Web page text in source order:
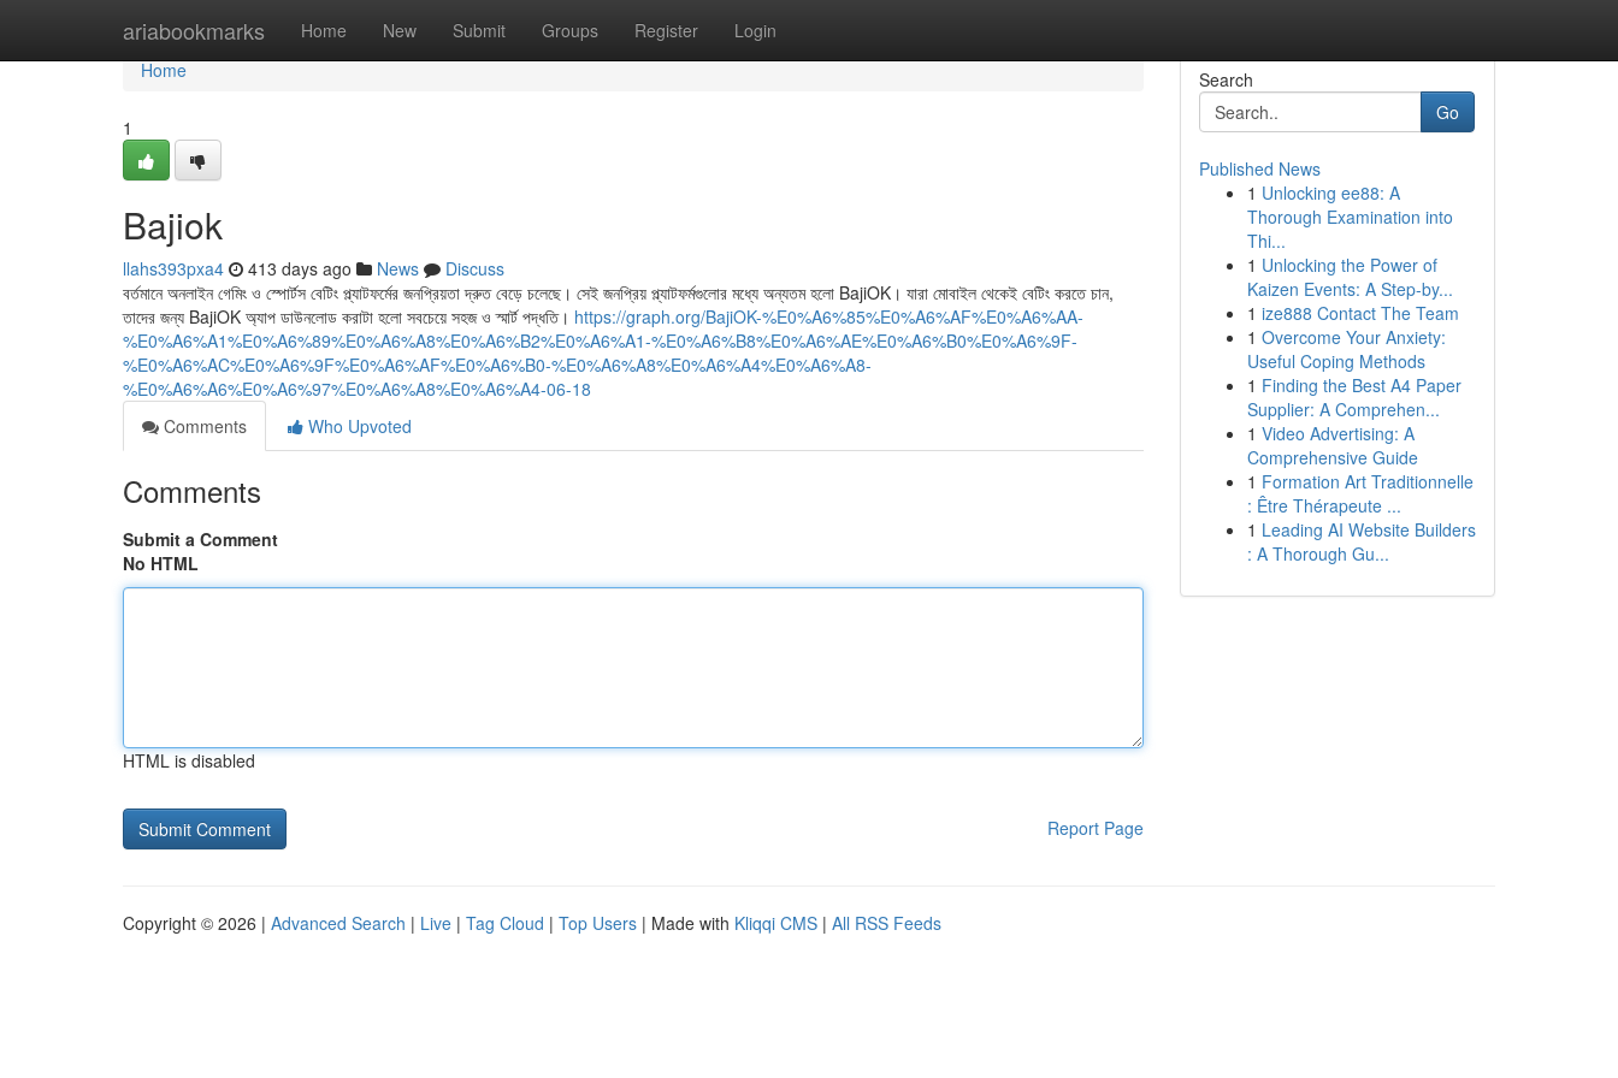
ariabookmarks Home New Submit Groups Register Login
Home
Home
1
Bajiok
llahs393pxa4 413 days ago News
Discuss
বর্তমানে অনলাইন গেমিং ও স্পোর্টস বেটিং প্ল্যাটফর্মের জনপ্রিয়তা দ্রুত বেড়ে চলেছে। সেই জনপ্রিয় প্ল্যাটফর্মগুলোর মধ্যে অন্যতম হলো BajiOK। যারা মোবাইল থেকেই বেটিং করতে চান,
তাদের জন্য BajiOK অ্যাপ ডাউনলোড করাটা হলো সবচেয়ে সহজ ও স্মার্ট পদ্ধতি। https://graph.org/BajiOK-%E0%A6%85%E0%A6%AF%E0%A6%AA-
%E0%A6%A1%E0%A6%89%E0%A6%A8%E0%A6%B2%E0%A6%A1-%E0%A6%B8%E0%A6%AE%E0%A6%B0%E0%A6%9F-
%E0%A6%AC%E0%A6%9F%E0%A6%AF%E0%A6%B0-%E0%A6%A8%E0%A6%A4%E0%A6%A8-
%E0%A6%A6%E0%A6%97%E0%A6%A8%E0%A6%A4-06-18
Comments
Who Upvoted
Comments
Submit a Comment
No HTML
HTML is disabled
Report Page
Search
Go
Published News
1 Unlocking ee88: A
Thorough Examination into
Thi...
1 Unlocking the Power of
Kaizen Events: A Step-by...
1 ize888 Contact The Team
1 Overcome Your Anxiety:
Useful Coping Methods
1 Finding the Best A4 Paper
Supplier: A Comprehen...
1 Video Advertising: A
Comprehensive Guide
1 Formation Art Traditionnelle
: Être Thérapeute ...
1 Leading AI Website Builders
: A Thorough Gu...
Copyright © 2026 | Advanced Search | Live | Tag Cloud | Top Users | Made with Kliqqi CMS | All RSS Feeds